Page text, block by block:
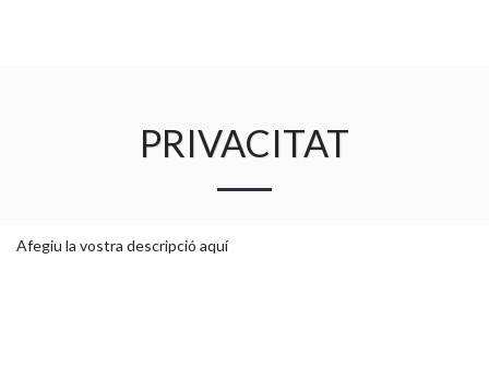
PRIVACITAT
Afegiu la vostra descripció aquí